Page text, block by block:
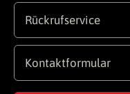
Rückrufservice
Kontaktformular